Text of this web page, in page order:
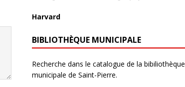
Harvard
BIBLIOTHÈQUE MUNICIPALE
Recherche dans le catalogue de la bibiliothèque
municipale de Saint-Pierre.